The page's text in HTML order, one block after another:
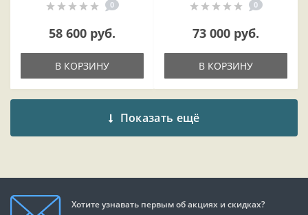
0
58 600 руб.
В КОРЗИНУ
0
73 000 руб.
В КОРЗИНУ
Показать ещё
Хотите узнавать первым об акциях и скидках?